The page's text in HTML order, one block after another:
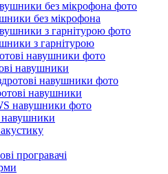
без мікрофона
з гарнітурою
навушники
навушники
програвачі